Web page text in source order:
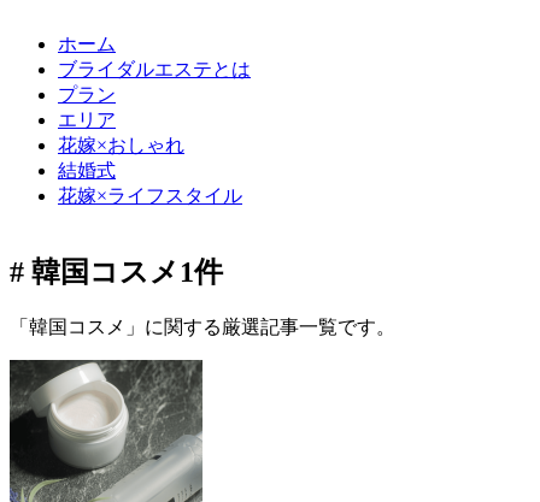
ホーム
ブライダルエステとは
プラン
エリア
花嫁×おしゃれ
結婚式
花嫁×ライフスタイル
# 韓国コスメ 1件
「韓国コスメ」に関する厳選記事一覧です。